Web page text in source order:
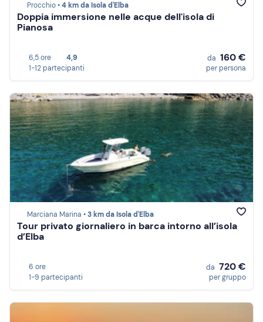
Procchio •4 km da Isola d'Elba
Doppia immersione nelle acque dell'isola di
Pianosa
6,5 ore
4,9
1-12 partecipanti
da 160 €
per persona
Marciana Marina •3 km da Isola d'Elba
Tour privato giornaliero in barca intorno all’isola
d’Elba
6 ore
1-9 partecipanti
da 720 €
per gruppo